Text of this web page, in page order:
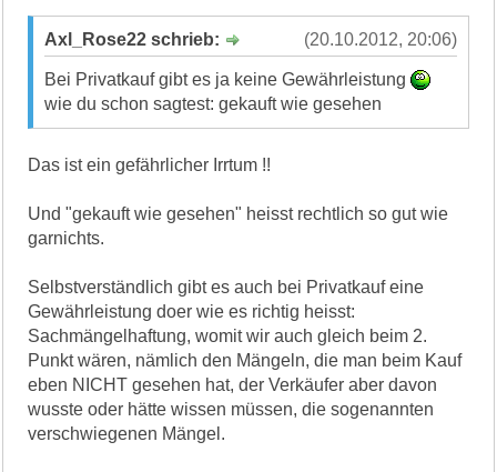
(20.10.2012, 20:06)
Axl_Rose22 schrieb:
Bei Privatkauf gibt es ja keine Gewährleistung
wie du schon sagtest: gekauft wie gesehen
Das ist ein gefährlicher Irrtum !!
Und "gekauft wie gesehen" heisst rechtlich so gut wie
garnichts.
Selbstverständlich gibt es auch bei Privatkauf eine
Gewährleistung doer wie es richtig heisst:
Sachmängelhaftung, womit wir auch gleich beim 2.
Punkt wären, nämlich den Mängeln, die man beim Kauf
eben NICHT gesehen hat, der Verkäufer aber davon
wusste oder hätte wissen müssen, die sogenannten
verschwiegenen Mängel.